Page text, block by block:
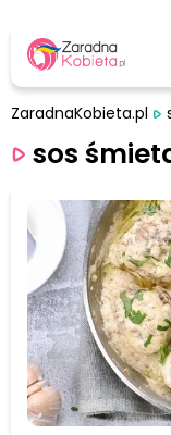
ZaradnaKobieta.pl
sos